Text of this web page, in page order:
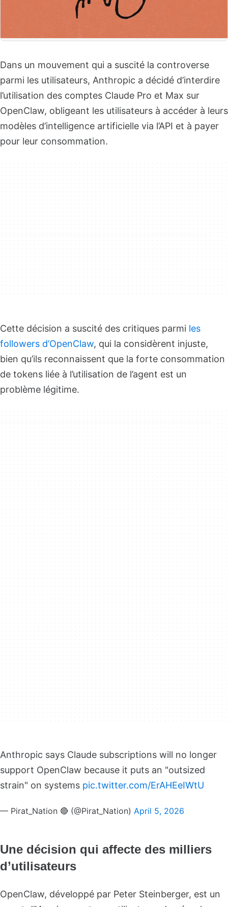
Dans un mouvement qui a suscité la controverse
parmi les utilisateurs, Anthropic a décidé d’interdire
l’utilisation des comptes Claude Pro et Max sur
OpenClaw, obligeant les utilisateurs à accéder à leurs
modèles d’intelligence artificielle via l’API et à payer
pour leur consommation.
Cette décision a suscité des critiques parmi les
followers d’OpenClaw, qui la considèrent injuste,
bien qu’ils reconnaissent que la forte consommation
de tokens liée à l’utilisation de l’agent est un
problème légitime.
Anthropic says Claude subscriptions will no longer
support OpenClaw because it puts an "outsized
strain" on systems pic.twitter.com/ErAHEeIWtU
— Pirat_Nation 🔴 (@Pirat_Nation) April 5, 2026
Une décision qui affecte des milliers
d’utilisateurs
OpenClaw, développé par Peter Steinberger, est un